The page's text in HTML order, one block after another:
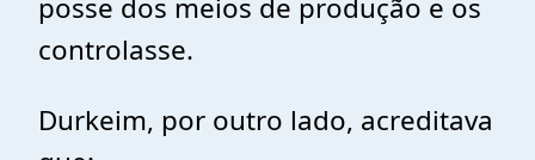
posse dos meios de produção e os
controlasse.
Durkeim, por outro lado, acreditava